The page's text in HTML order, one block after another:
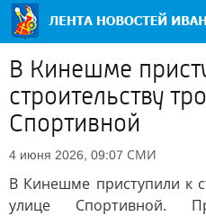
В Кинешме
строительству
Спортивной
4 июня 2026, 09:07 СМИ
В Кинешме приступили к
улице Спортивной.